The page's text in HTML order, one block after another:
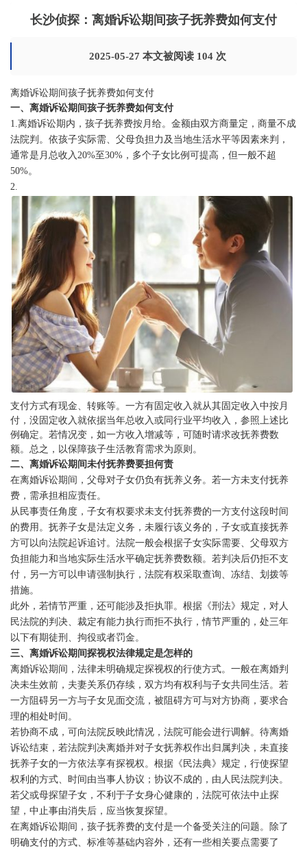
1 2
长沙侦探：离婚诉讼期间孩子抚养费如何支付
2025-05-27 本文被阅读 104 次
离婚诉讼期间孩子抚养费如何支付
一、离婚诉讼期间孩子抚养费如何支付
1.离婚诉讼期内，孩子抚养费按月给。金额由双方商量定，商量不成
法院判。依孩子实际需、父母负担力及当地生活水平等因素来判，
通常是月总收入20%至30%，多个子女比例可提高，但一般不超
50%。
2.
支付方式有现金、转账等。一方有固定收入就从其固定收入中按月
付，没固定收入就依据当年总收入或同行业平均收入，参照上述比
例确定。若情况变，如一方收入增减等，可随时请求改抚养费数
额。总之，以保障孩子生活教育需求为原则。
二、离婚诉讼期间未付抚养费要担何责
在离婚诉讼期间，父母对子女仍负有抚养义务。若一方未支付抚养
费，需承担相应责任。
从民事责任角度，子女有权要求未支付抚养费的一方支付这段时间
的费用。抚养子女是法定义务，未履行该义务的，子女或直接抚养
方可以向法院起诉追讨。法院一般会根据子女实际需要、父母双方
负担能力和当地实际生活水平确定抚养费数额。若判决后仍拒不支
付，另一方可以申请强制执行，法院有权采取查询、冻结、划拨等
措施。
此外，若情节严重，还可能涉及拒执罪。根据《刑法》规定，对人
民法院的判决、裁定有能力执行而拒不执行，情节严重的，处三年
以下有期徒刑、拘役或者罚金。
三、离婚诉讼期间探视权法律规定是怎样的
离婚诉讼期间，法律未明确规定探视权的行使方式。一般在离婚判
决未生效前，夫妻关系仍存续，双方均有权利与子女共同生活。若
一方阻碍另一方与子女见面交流，被阻碍方可与对方协商，要求合
理的相处时间。
若协商不成，可向法院反映此情况，法院可能会进行调解。待离婚
诉讼结束，若法院判决离婚并对子女抚养权作出归属判决，未直接
抚养子女的一方依法享有探视权。根据《民法典》规定，行使探望
权利的方式、时间由当事人协议；协议不成的，由人民法院判决。
若父或母探望子女，不利于子女身心健康的，法院可依法中止探
望，中止事由消失后，应当恢复探望。
在离婚诉讼期间，孩子抚养费的支付是一个备受关注的问题。除了
明确支付的方式、标准等基础内容外，还有一些相关要点需要了